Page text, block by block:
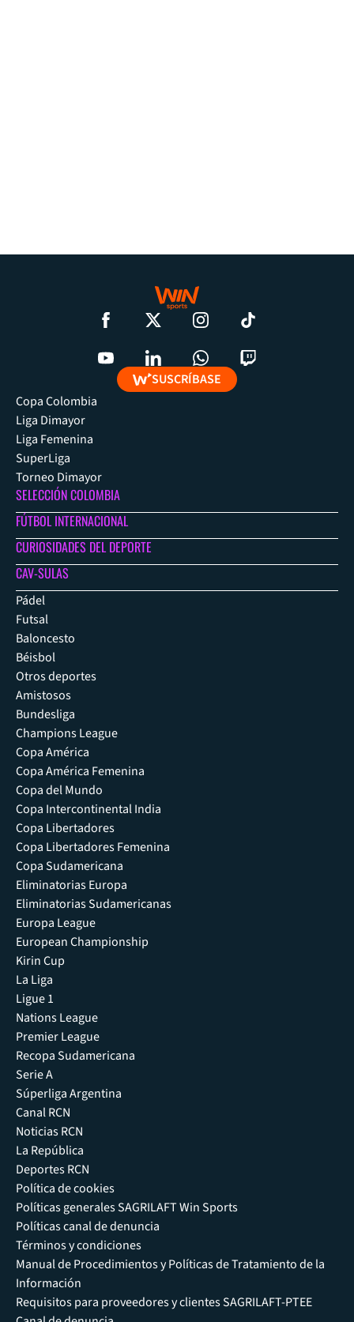
SUSCRÍBASE
Copa Colombia
Liga Dimayor
Liga Femenina
SuperLiga
Torneo Dimayor
SELECCIÓN COLOMBIA
FÚTBOL INTERNACIONAL
CURIOSIDADES DEL DEPORTE
CAV-SULAS
Pádel
Futsal
Baloncesto
Béisbol
Otros deportes
Amistosos
Bundesliga
Champions League
Copa América
Copa América Femenina
Copa del Mundo
Copa Intercontinental India
Copa Libertadores
Copa Libertadores Femenina
Copa Sudamericana
Eliminatorias Europa
Eliminatorias Sudamericanas
Europa League
European Championship
Kirin Cup
La Liga
Ligue 1
Nations League
Premier League
Recopa Sudamericana
Serie A
Súperliga Argentina
Canal RCN
Noticias RCN
La República
Deportes RCN
Política de cookies
Políticas generales SAGRILAFT Win Sports
Políticas canal de denuncia
Términos y condiciones
Manual de Procedimientos y Políticas de Tratamiento de la
Información
Requisitos para proveedores y clientes SAGRILAFT-PTEE